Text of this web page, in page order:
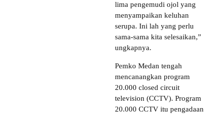
lima pengemudi ojol yang
menyampaikan keluhan
serupa. Ini lah yang perlu
sama-sama kita selesaikan,”
ungkapnya.
Pemko Medan tengah
mencanangkan program
20.000 closed circuit
television (CCTV). Program
20.000 CCTV itu pengadaan